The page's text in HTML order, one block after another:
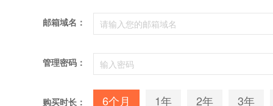
邮箱域名：
管理密码：
购买时长： 6个月 1年 2年 3年